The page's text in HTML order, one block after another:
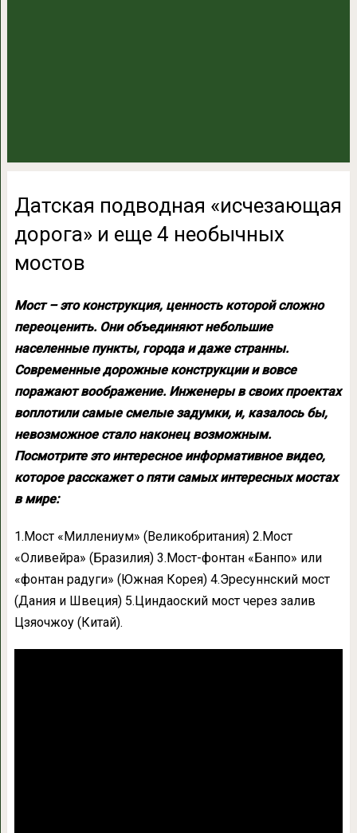
Датская подводная «исчезающая
дорога» и еще 4 необычных
мостов
Мост – это конструкция, ценность которой сложно
переоценить. Они объединяют небольшие
населенные пункты, города и даже странны.
Современные дорожные конструкции и вовсе
поражают воображение. Инженеры в своих проектах
воплотили самые смелые задумки, и, казалось бы,
невозможное стало наконец возможным.
Посмотрите это интересное информативное видео,
которое расскажет о пяти самых интересных мостах
в мире:
1.Мост «Миллениум» (Великобритания) 2.Мост
«Оливейра» (Бразилия) 3.Мост-фонтан «Банпо» или
«фонтан радуги» (Южная Корея) 4.Эресуннский мост
(Дания и Швеция) 5.Циндаоский мост через залив
Цзяочжоу (Китай).